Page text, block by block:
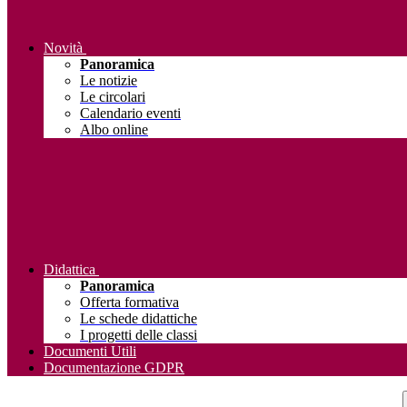
Novità
Panoramica
Le notizie
Le circolari
Calendario eventi
Albo online
Didattica
Panoramica
Offerta formativa
Le schede didattiche
I progetti delle classi
Documenti Utili
Documentazione GDPR